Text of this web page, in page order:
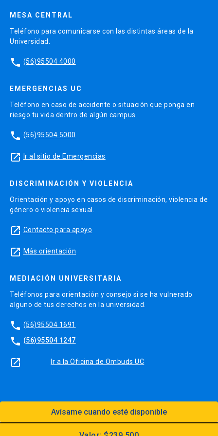
Avísame cuando esté disponible
MESA CENTRAL
Teléfono para comunicarse con las distintas áreas de la
Universidad.
phone (56)95504 4000
EMERGENCIAS UC
Teléfono en caso de accidente o situación que ponga en
riesgo tu vida dentro de algún campus.
phone (56)95504 5000
launch Ir al sitio de Emergencias
DISCRIMINACIÓN Y VIOLENCIA
Orientación y apoyo en casos de discriminación, violencia de
género o violencia sexual.
launch Contacto para apoyo
launch Más orientación
MEDIACIÓN UNIVERSITARIA
Teléfonos para orientación y consejo si se ha vulnerado
alguno de tus derechos en la universidad.
phone (56)95504 1691
phone (56)95504 1247
launch Ir a la Oficina de Ombuds UC
Kit Digital UC